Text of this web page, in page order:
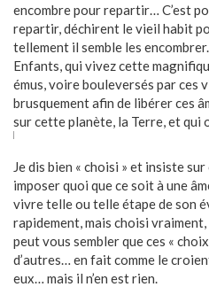
encombre pour repartir… C’est
repartir, déchirent le vieil habit
tellement il semble les
Enfants, qui vivez cette
émus, voire bouleversés par ces
brusquement afin de libérer ces
sur cette planète, la Terre, et qui
Je dis bien « choisi » et insiste
imposer quoi que ce soit à une
vivre telle ou telle étape de son
rapidement, mais choisi
peut vous sembler que ces «
d’autres… en fait comme le
eux… mais il n’en est rien.